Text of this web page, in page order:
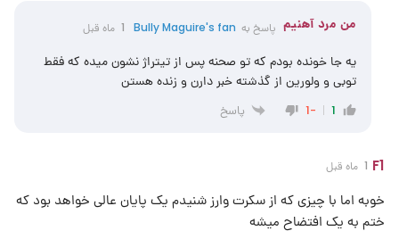
من مرد آهنیم پاسخ به Bully Maguire's fan 1 ماه قبل
یه جا خونده بودم که تو صحنه پس از تیتراژ نشون میده که فقط
توبی و ولورین از گذشته خبر دارن و زنده هستن
1
-1 پاسخ
F1 1 ماه قبل
خوبه اما با چیزی که از سکرت وارز شنیدم یک پایان عالی خواهد بود که
ختم به یک افتضاح میشه